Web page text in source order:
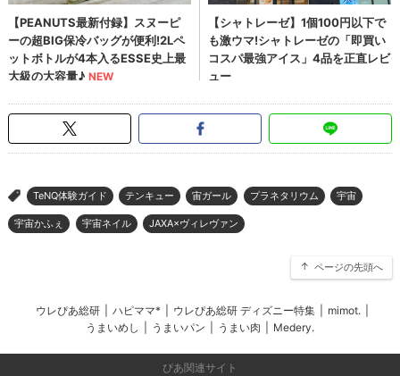
> TeNQ体験ガイド テンキュー 宙ガール プラネタリウム 宇宙
宇宙かふぇ 宇宙ネイル JAXA×ヴィレヴァン
ページの先頭へ
ウレぴあ総研 ハピママ* ウレぴあ総研 ディズニー特集 mimot.
うまいめし
うまいパン うまい肉 Medery.
ぴあ関連サイト